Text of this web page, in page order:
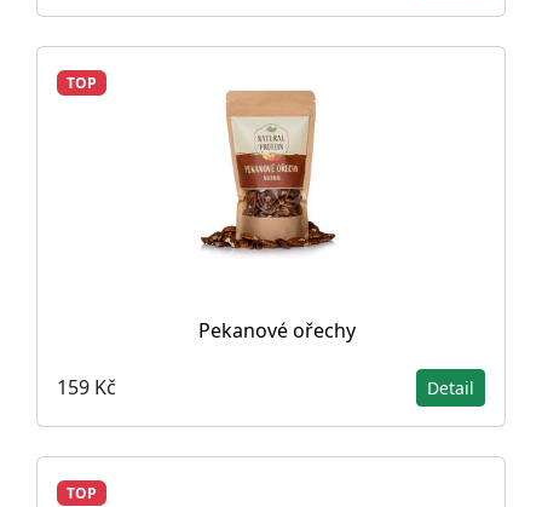
TOP
Pekanové ořechy
159 Kč Detail
TOP